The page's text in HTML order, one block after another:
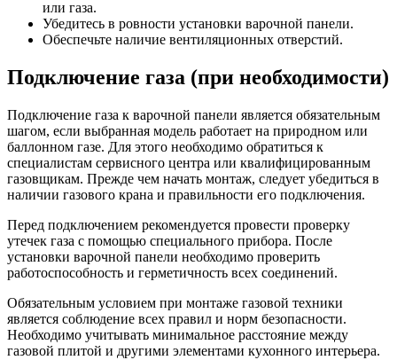
или газа.
Убедитесь в ровности установки варочной панели.
Обеспечьте наличие вентиляционных отверстий.
Подключение газа (при необходимости)
Подключение газа к варочной панели является обязательным
шагом, если выбранная модель работает на природном или
баллонном газе. Для этого необходимо обратиться к
специалистам сервисного центра или квалифицированным
газовщикам. Прежде чем начать монтаж, следует убедиться в
наличии газового крана и правильности его подключения.
Перед подключением рекомендуется провести проверку
утечек газа с помощью специального прибора. После
установки варочной панели необходимо проверить
работоспособность и герметичность всех соединений.
Обязательным условием при монтаже газовой техники
является соблюдение всех правил и норм безопасности.
Необходимо учитывать минимальное расстояние между
газовой плитой и другими элементами кухонного интерьера.